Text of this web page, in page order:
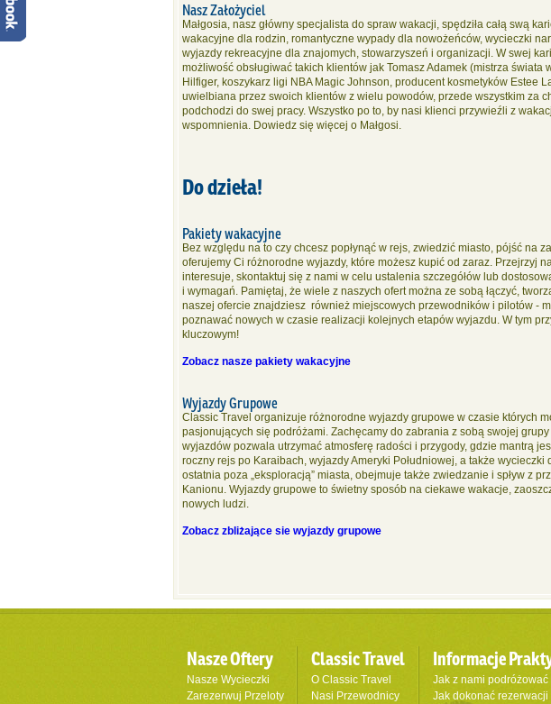
Nasz Założyciel
Małgosia, nasz główny specjalista do spraw wakacji, spędziła całą swą
wakacyjne dla rodzin, romantyczne wypady dla nowożeńców, wycieczki
wyjazdy rekreacyjne dla znajomych, stowarzyszeń i organizacji. W swej
możliwość obsługiwać takich klientów jak Tomasz Adamek (mistrza świata
Hilfiger, koszykarz ligi NBA Magic Johnson, producent kosmetyków Estee
uwielbiana przez swoich klientów z wielu powodów, przede wszystkim za
podchodzi do swej pracy. Wszystko po to, by nasi klienci przywieźli z
wspomnienia. Dowiedz się więcej o Małgosi.
Do dzieła!
Pakiety wakacyjne
Bez względu na to czy chcesz popłynąć w rejs, zwiedzić miasto, pójść na
oferujemy Ci różnorodne wyjazdy, które możesz kupić od zaraz. Przejrzyj
interesuje, skontaktuj się z nami w celu ustalenia szczegółów lub
i wymagań. Pamiętaj, że wiele z naszych ofert można ze sobą łączyć,
naszej ofercie znajdziesz również miejscowych przewodników i pilotów -
poznawać nowych w czasie realizacji kolejnych etapów wyjazdu. W tym
kluczowym!
Zobacz nasze pakiety wakacyjne
Wyjazdy Grupowe
Classic Travel organizuje różnorodne wyjazdy grupowe w czasie których
pasjonujących się podróżami. Zachęcamy do zabrania z sobą swojej
wyjazdów pozwala utrzymać atmosferę radości i przygody, gdzie mantrą
roczny rejs po Karaibach, wyjazdy Ameryki Południowej, a także wycieczki
ostatnia poza „eksploracją” miasta, obejmuje także zwiedzanie i spływ z
Kanionu. Wyjazdy grupowe to świetny sposób na ciekawe wakacje,
nowych ludzi.
Zobacz zbliżające sie wyjazdy grupowe
Nasze Oftery
Nasze Wycieczki
Zarezerwuj Przeloty
Classic Travel
O Classic Travel
Nasi Przewodnicy
Informacje
Jak z nami podróżować
Jak dokonać rezerwacji